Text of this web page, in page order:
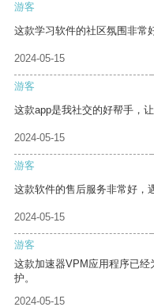
游客
这款学习软件的社区氛围非常
2024-05-15
游客
这款app是我社交的好帮手，
2024-05-15
游客
这款软件的售后服务非常好，
2024-05-15
游客
这款加速器VPM应用程序已
护。
2024-05-15